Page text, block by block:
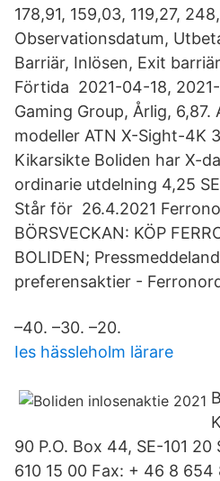
178,91, 159,03, 119,27,
Observationsdatum,
Barriär, Inlösen, Exit
Förtida 2021-04-18,
Gaming Group, Årlig, 6,87.
modeller ATN X-Sight-4K
Kikarsikte Boliden har X-
ordinarie utdelning 4,25
Står för 26.4.2021
BÖRSVECKAN: KÖP
BOLIDEN;
preferensaktier -
–40. –30. –20.
Ies hässleholm lärare
90 P.O. Box 44, SE-101
610 15 00 Fax: + 46 8